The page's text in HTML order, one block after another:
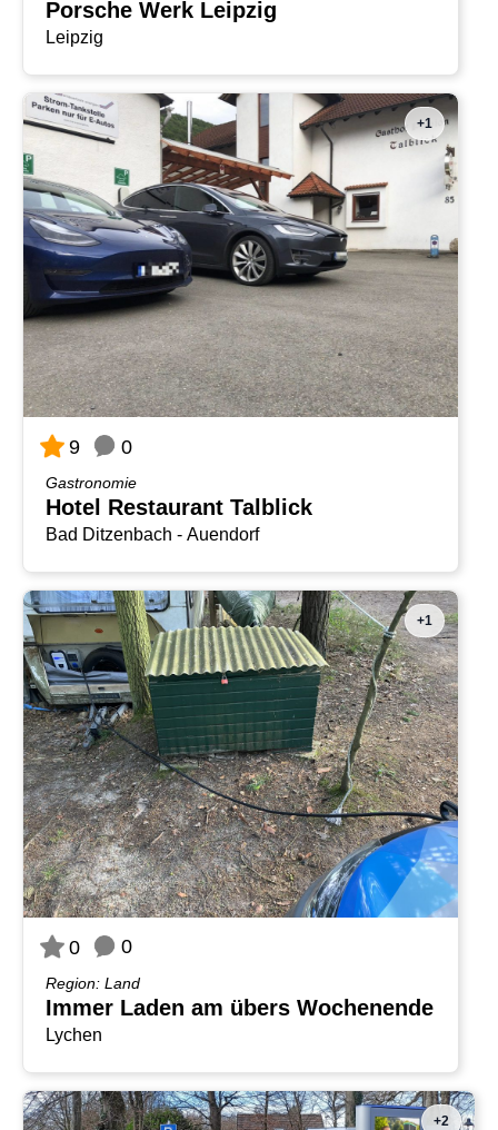
Porsche Werk Leipzig
Leipzig
+1
9 0
Gastronomie
Hotel Restaurant Talblick
Bad Ditzenbach - Auendorf
+1
0 0
Region: Land
Immer Laden am übers Wochenende
Lychen
+2